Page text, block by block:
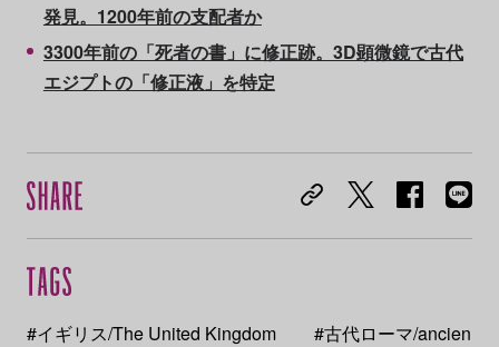
発見。1200年前の支配者か
3300年前の「死者の書」に修正跡。3D顕微鏡で古代
エジプトの「修正液」を特定
#イギリス/The United Kingdom
#古代ローマ/ancien